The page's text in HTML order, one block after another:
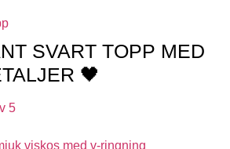
SVART TOPP MED
🖤
5